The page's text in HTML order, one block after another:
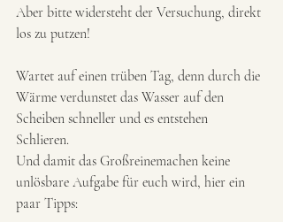
Aber bitte widersteht der Versuchung, direkt
los zu putzen!
Wartet auf einen trüben Tag, denn durch die
Wärme verdunstet das Wasser auf den
Scheiben schneller und es entstehen
Schlieren.
Und damit das Großreinemachen keine
unlösbare Aufgabe für euch wird, hier ein
paar Tipps: